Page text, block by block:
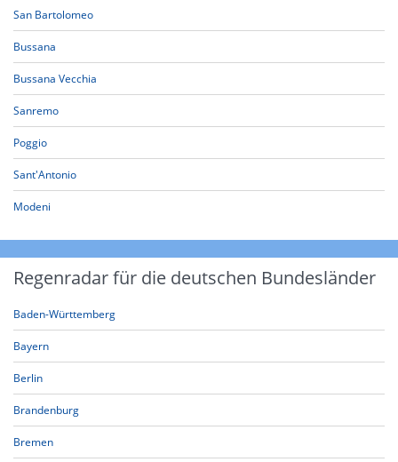
San Bartolomeo
Bussana
Bussana Vecchia
Sanremo
Poggio
Sant'Antonio
Modeni
Regenradar für die deutschen Bundesländer
Baden-Württemberg
Bayern
Berlin
Brandenburg
Bremen